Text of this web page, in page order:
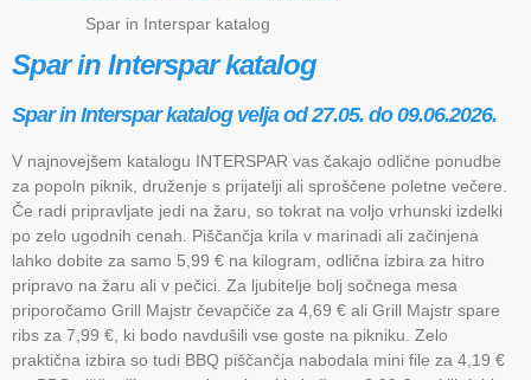
Spar in Interspar katalog
Spar in Interspar katalog
Spar in Interspar katalog velja od 27.05. do 09.06.2026.
V najnovejšem katalogu INTERSPAR vas čakajo odlične ponudbe
za popoln piknik, druženje s prijatelji ali sproščene poletne večere.
Če radi pripravljate jedi na žaru, so tokrat na voljo vrhunski izdelki
po zelo ugodnih cenah. Piščančja krila v marinadi ali začinjena
lahko dobite za samo 5,99 € na kilogram, odlična izbira za hitro
pripravo na žaru ali v pečici. Za ljubitelje bolj sočnega mesa
priporočamo Grill Majstr čevapčiče za 4,69 € ali Grill Majstr spare
ribs za 7,99 €, ki bodo navdušili vse goste na pikniku. Zelo
praktična izbira so tudi BBQ piščančja nabodala mini file za 4,19 €